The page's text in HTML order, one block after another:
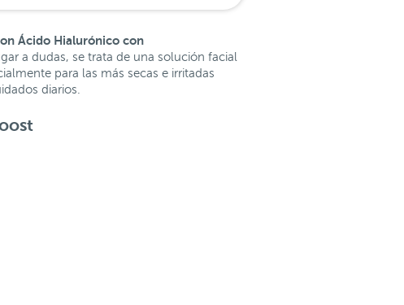
Ácido Hialurónico con
a dudas, se trata de una solución facial
para las más secas e irritadas
diarios.